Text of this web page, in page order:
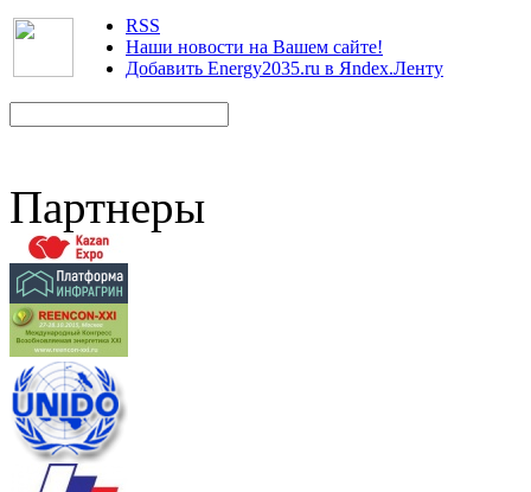
RSS
Наши новости на Вашем сайте!
Добавить Energy2035.ru в Яndex.Ленту
Партнеры